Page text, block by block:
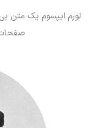
لورم ايپسوم يک متن
صفحات